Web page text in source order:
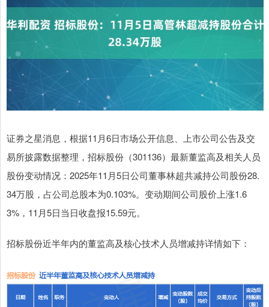
证券之星消息，根据11月6日市场公开信息、上市公司公告及交
易所披露数据整理，招标股份（301136）最新董监高及相关人员
股份变动情况：2025年11月5日公司董事林超共减持公司股份28.
34万股，占公司总股本为0.103%。变动期间公司股价上涨1.6
3%，11月5日当日收盘报15.59元。
招标股份近半年内的董监高及核心技术人员增减持详情如下：